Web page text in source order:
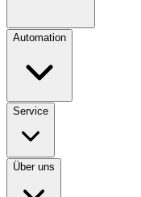
Automation
Service
Über uns